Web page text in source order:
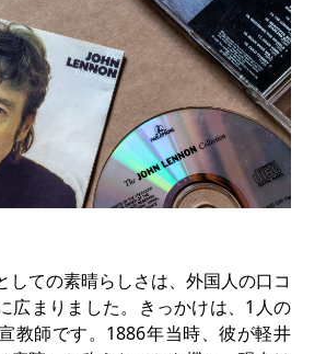
しての素晴らしさは、外国人の口コ
広まりました。きっかけは、1人の
教師です。1886年当時、彼が軽井